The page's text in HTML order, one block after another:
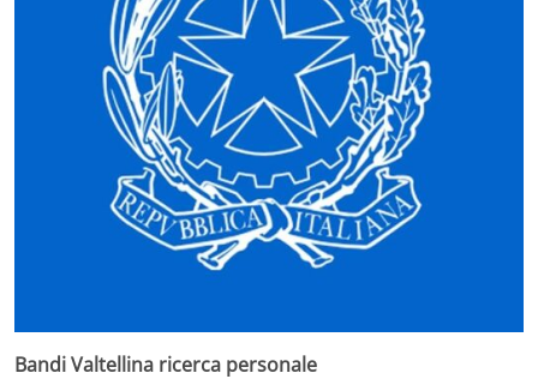
Bandi Valtellina ricerca personale